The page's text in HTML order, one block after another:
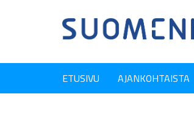
ETUSIVU AJANKOHTAISTA